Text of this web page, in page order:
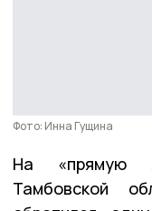
Фото: Инна Гущина
На «прямую
Тамбовской